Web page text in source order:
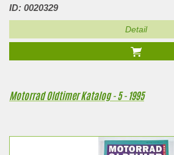
ID: 0020329
Detail
Motorrad Oldtimer Katalog - 5 - 1995